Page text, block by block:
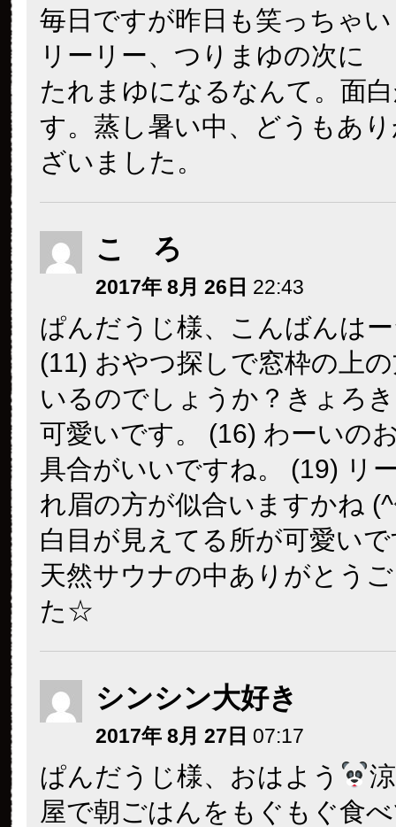
毎日ですが昨日も笑っちゃ
リーリー、つりまゆの次に
たれまゆになるなんて。面
す。蒸し暑い中、どうもあ
ざいました。
こ ろ
2017年 8月 26日 22:43
ぱんだうじ様、こんばんは
(11) おやつ探しで窓枠の上
いるのでしょうか？きょろ
可愛いです。 (16) わーいの
具合がいいですね。 (19) リ
れ眉の方が似合いますかね
白目が見えてる所が可愛い
天然サウナの中ありがとう
た☆
シンシン大好き
2017年 8月 27日 07:17
ぱんだうじ様、おはよう
屋で朝ごはんをもぐもぐ食